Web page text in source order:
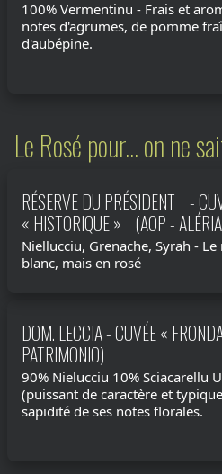
100% Vermentinu - Frais et
notes d'agrumes, de pomme
d'aubépine.
Le Rosé pour... on ne
RÉSERVE DU PRÉSIDENT -
« HISTORIQUE » (AOP -
Niellucciu, Grenache, Syrah -
blanc, mais en rosé
DOM. LECCIA - CUVÉE «
PATRIMONIO)
90% Nielucciu 10% Sciacarellu
(puissant de caractère et
sapidité de ses notes florales.